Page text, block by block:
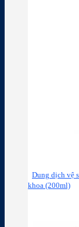
Dung dịch vệ
khoa (200ml)